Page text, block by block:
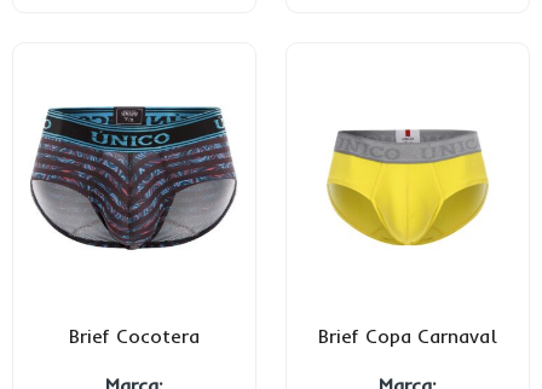
Brief Cocotera Brief Copa Carnaval